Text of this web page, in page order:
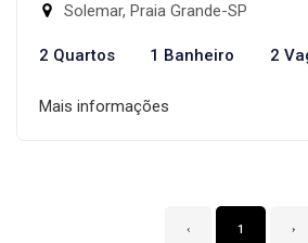
Solemar, Praia Grande-SP
2 Quartos 1 Banheiro 2
Mais informações
‹ 1 ›